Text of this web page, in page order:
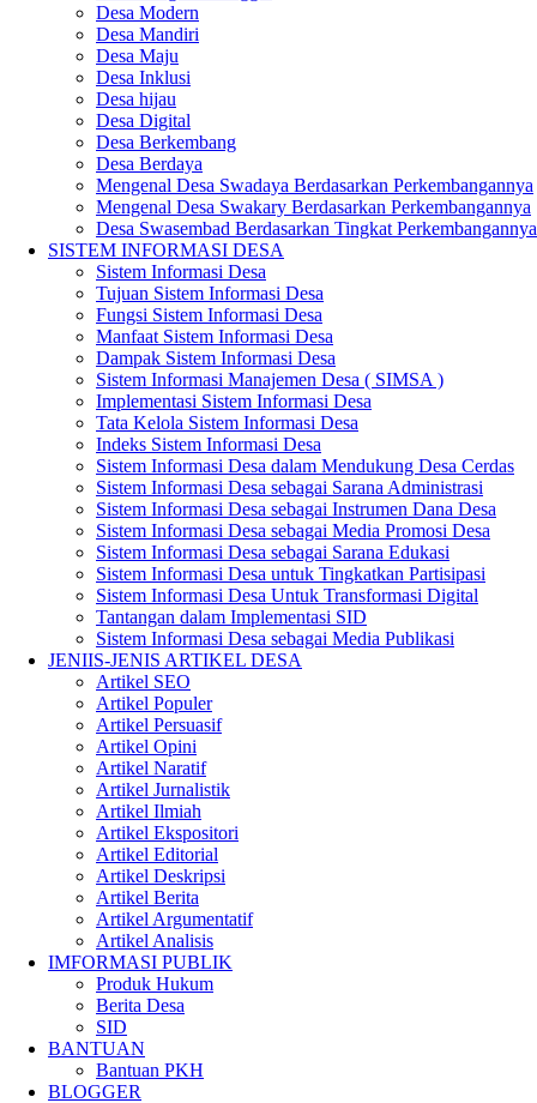
Desa Modern
Desa Mandiri
Desa Maju
Desa Inklusi
Desa hijau
Desa Digital
Desa Berkembang
Desa Berdaya
Mengenal Desa Swadaya Berdasarkan Perkembangannya
Mengenal Desa Swakary Berdasarkan Perkembangannya
Desa Swasembad Berdasarkan Tingkat Perkembangannya
SISTEM INFORMASI DESA
Sistem Informasi Desa
Tujuan Sistem Informasi Desa
Fungsi Sistem Informasi Desa
Manfaat Sistem Informasi Desa
Dampak Sistem Informasi Desa
Sistem Informasi Manajemen Desa ( SIMSA )
Implementasi Sistem Informasi Desa
Tata Kelola Sistem Informasi Desa
Indeks Sistem Informasi Desa
Sistem Informasi Desa dalam Mendukung Desa Cerdas
Sistem Informasi Desa sebagai Sarana Administrasi
Sistem Informasi Desa sebagai Instrumen Dana Desa
Sistem Informasi Desa sebagai Media Promosi Desa
Sistem Informasi Desa sebagai Sarana Edukasi
Sistem Informasi Desa untuk Tingkatkan Partisipasi
Sistem Informasi Desa Untuk Transformasi Digital
Tantangan dalam Implementasi SID
Sistem Informasi Desa sebagai Media Publikasi
JENIIS-JENIS ARTIKEL DESA
Artikel SEO
Artikel Populer
Artikel Persuasif
Artikel Opini
Artikel Naratif
Artikel Jurnalistik
Artikel Ilmiah
Artikel Ekspositori
Artikel Editorial
Artikel Deskripsi
Artikel Berita
Artikel Argumentatif
Artikel Analisis
IMFORMASI PUBLIK
Produk Hukum
Berita Desa
SID
BANTUAN
Bantuan PKH
BLOGGER